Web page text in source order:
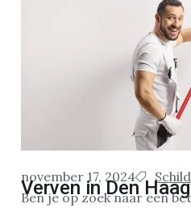
november 17, 2024
Verven in Den Haag
Ben je op zoek naar een